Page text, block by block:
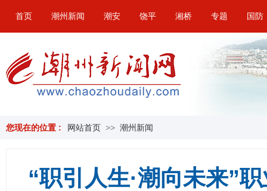
首页 潮州新闻 潮安 饶平 湘桥 专题 国防
您现在的位置 : 网站首页 >> 潮州新闻
​“职引人生·潮向未来”